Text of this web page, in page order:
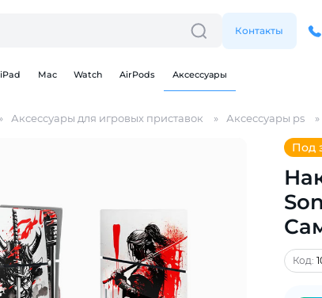
Контакты
iPad Mac Watch AirPods Аксессуары
Аксессуары для игровых приставок Аксессуары ps
Под
Код:
Для клиентов всех банков
Разбейтеоплату
на частибез переплат